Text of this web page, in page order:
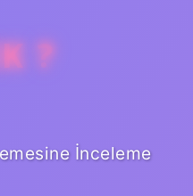
?
İnceleme